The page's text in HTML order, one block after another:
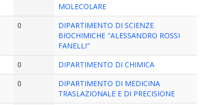
MOLECOLARE
0
DIPARTIMENTO DI SCIENZE
BIOCHIMICHE "ALESSANDRO ROSSI
FANELLI"
0
DIPARTIMENTO DI CHIMICA
0
DIPARTIMENTO DI MEDICINA
TRASLAZIONALE E DI PRECISIONE